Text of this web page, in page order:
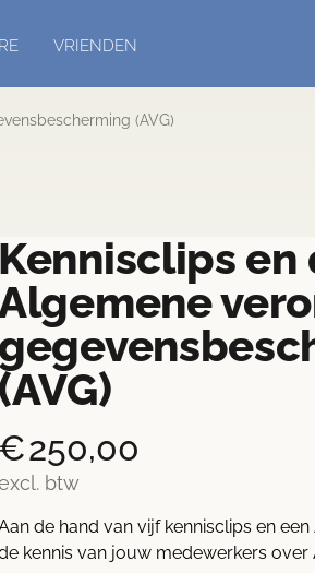
VRIENDEN
(AVG)
€250,00
btw
Kennisclips en
(AVG)
de hand van vijf kennisclips en
kennis van jouw medewerkers over